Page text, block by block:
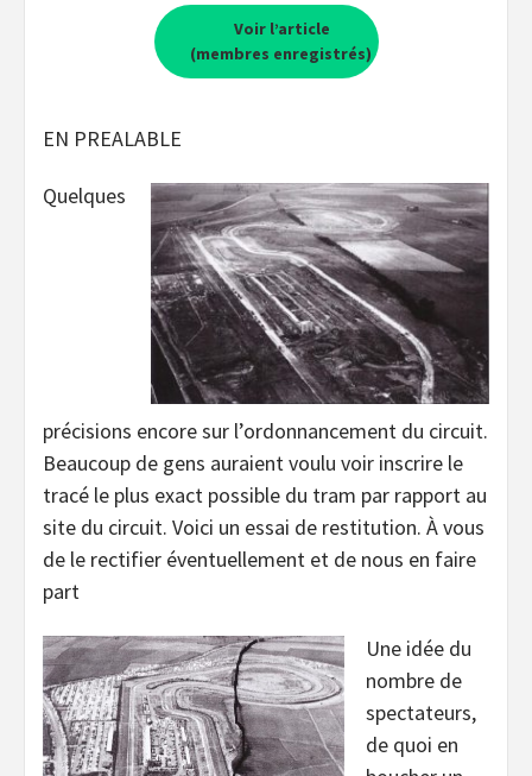
Voir l’article
(membres enregistrés)
EN PREALABLE
Quelques
précisions encore sur l’ordonnancement du circuit.
Beaucoup de gens auraient voulu voir inscrire le
tracé le plus exact possible du tram par rapport au
site du circuit. Voici un essai de restitution. À vous
de le rectifier éventuellement et de nous en faire
part
Une idée du
nombre de
spectateurs,
de quoi en